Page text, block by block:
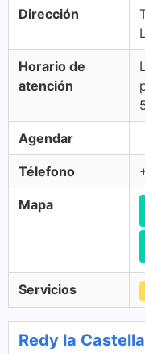
Dirección
Horario de
atención
Agendar
Télefono
Mapa
Servicios
Redy la